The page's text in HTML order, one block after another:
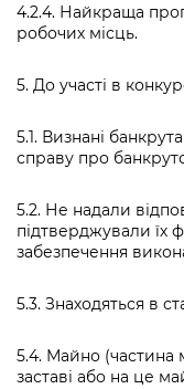
4.2.4. Найкраща
робочих місць.
5. До участі в
5.1. Визнані
справу про
5.2. Не надали
підтверджували їх
забезпечення
5.3. Знаходяться в
5.4. Майно (частина
заставі або на це